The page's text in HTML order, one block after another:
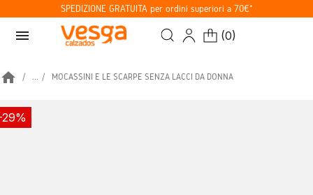
SPEDIZIONE GRATUITA per ordini superiori a 70€*
menu (0)
home ... MOCASSINI E LE SCARPE SENZA LACCI DA DONNA